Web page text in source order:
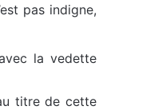
pas indigne,
la vedette
titre de cette